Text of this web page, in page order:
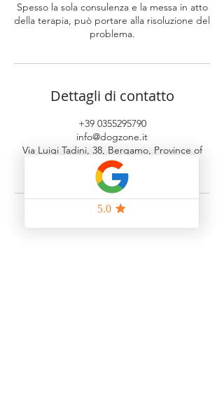
Spesso la sola consulenza e la messa in atto
della terapia, può portare alla risoluzione del
problema.
Dettagli di contatto
+39 0355295790
info@dogzone.it
Via Luigi Tadini, 38, Bergamo, Province of
Bergamo, Italy